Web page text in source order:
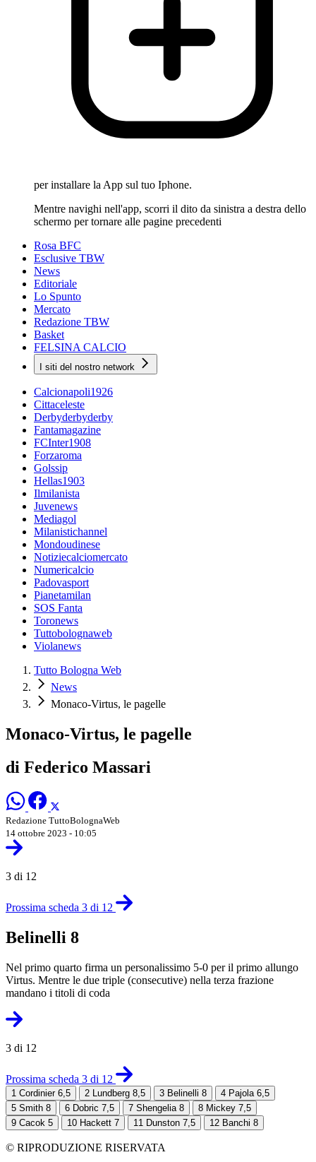
per installare la App sul tuo Iphone.
Mentre navighi nell'app, scorri il dito da sinistra a destra dello
schermo per tornare alle pagine precedenti
Rosa BFC
Esclusive TBW
News
Editoriale
Lo Spunto
Mercato
Redazione TBW
Basket
FELSINA CALCIO
I siti del nostro network
Calcionapoli1926
Cittaceleste
Derbyderbyderby
Fantamagazine
FCInter1908
Forzaroma
Golssip
Hellas1903
Ilmilanista
Juvenews
Mediagol
Milanistichannel
Mondoudinese
Notiziecalciomercato
Numericalcio
Padovasport
Pianetamilan
SOS Fanta
Toronews
Tuttobolognaweb
Violanews
Tutto Bologna Web
News
Monaco-Virtus, le pagelle
Monaco-Virtus, le pagelle
di Federico Massari
Redazione TuttoBolognaWeb
14 ottobre 2023 - 10:05
3 di 12
Prossima scheda 3 di 12
Belinelli 8
Nel primo quarto firma un personalissimo 5-0 per il primo allungo
Virtus. Mentre le due triple (consecutive) nella terza frazione
mandano i titoli di coda
3 di 12
Prossima scheda 3 di 12
1 Cordinier 6,5 2 Lundberg 8,5 3 Belinelli 8 4 Pajola 6,5
5 Smith 8 6 Dobric 7,5 7 Shengelia 8 8 Mickey 7,5
9 Cacok 5 10 Hackett 7 11 Dunston 7,5 12 Banchi 8
© RIPRODUZIONE RISERVATA